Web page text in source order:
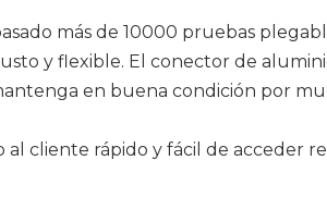
más de 10000 pruebas
y flexible. El conector de
en buena condición por
al cliente rápido y fácil de acceder